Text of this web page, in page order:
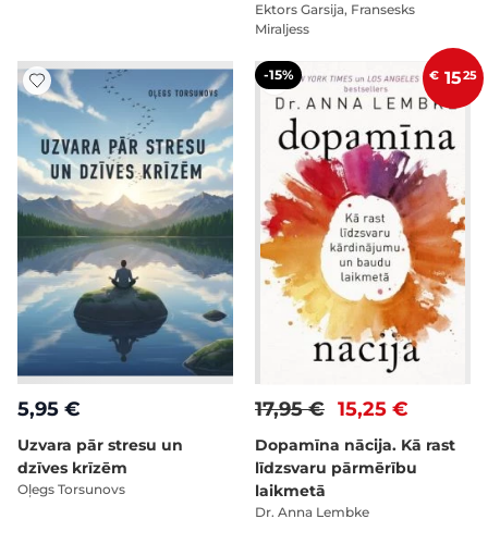
Ektors Garsija, Fransesks
Miraljess
5,95 €
Uzvara pār stresu un
dzīves krīzēm
Oļegs Torsunovs
-15% € 1525
15,25 €
17,95 €
Dopamīna nācija. Kā rast
līdzsvaru pārmērību
laikmetā
Dr. Anna Lembke